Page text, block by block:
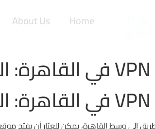
Home
About Us